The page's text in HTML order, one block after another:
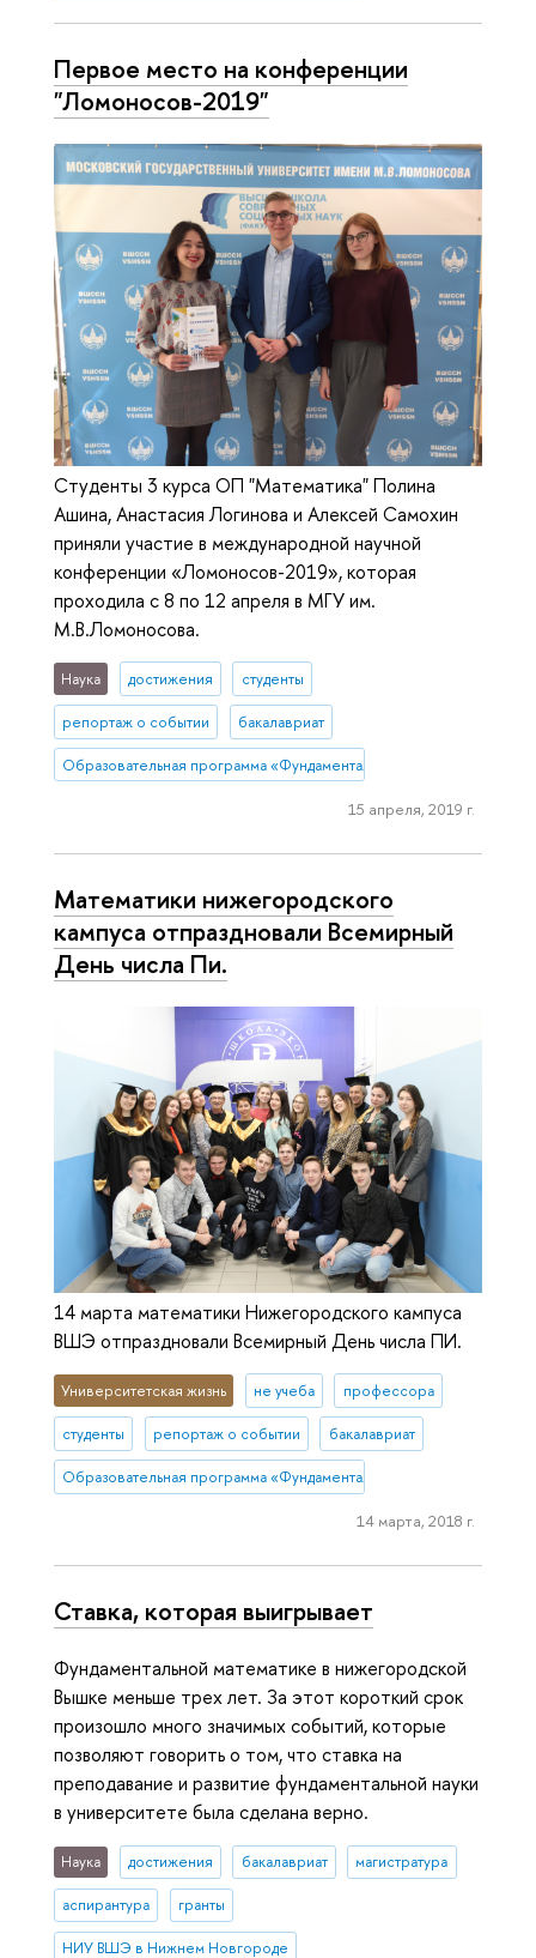
Первое место на конференции
"Ломоносов-2019"
Cтуденты 3 курса ОП "Математика" Полина
Ашина, Анастасия Логинова и Алексей Самохин
приняли участие в международной научной
конференции «Ломоносов-2019», которая
проходила с 8 по 12 апреля в МГУ им.
М.В.Ломоносова.
Наука достижения студенты
репортаж о событии бакалавриат
Образовательная программа «Фундаментальная и прикладная
15 апреля, 2019 г.
Математики нижегородского
кампуса отпраздновали Всемирный
День числа Пи.
14 марта математики Нижегородского кампуса
ВШЭ отпраздновали Всемирный День числа ПИ.
Университетская жизнь не учеба профессора
студенты репортаж о событии бакалавриат
Образовательная программа «Фундаментальная и прикладная
14 марта, 2018 г.
Ставка, которая выигрывает
Фундаментальной математике в нижегородской
Вышке меньше трех лет. За этот короткий срок
произошло много значимых событий, которые
позволяют говорить о том, что ставка на
преподавание и развитие фундаментальной науки
в университете была сделана верно.
Наука достижения бакалавриат магистратура
аспирантура гранты
НИУ ВШЭ в Нижнем Новгороде